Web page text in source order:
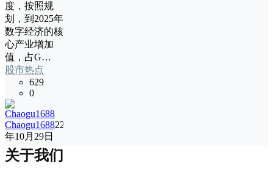
度，按照规
划，到2025年
数字经济的核
心产业增加
值，占G…
股市热点
629
0
Chaogu168822
年10月29日
关于我们